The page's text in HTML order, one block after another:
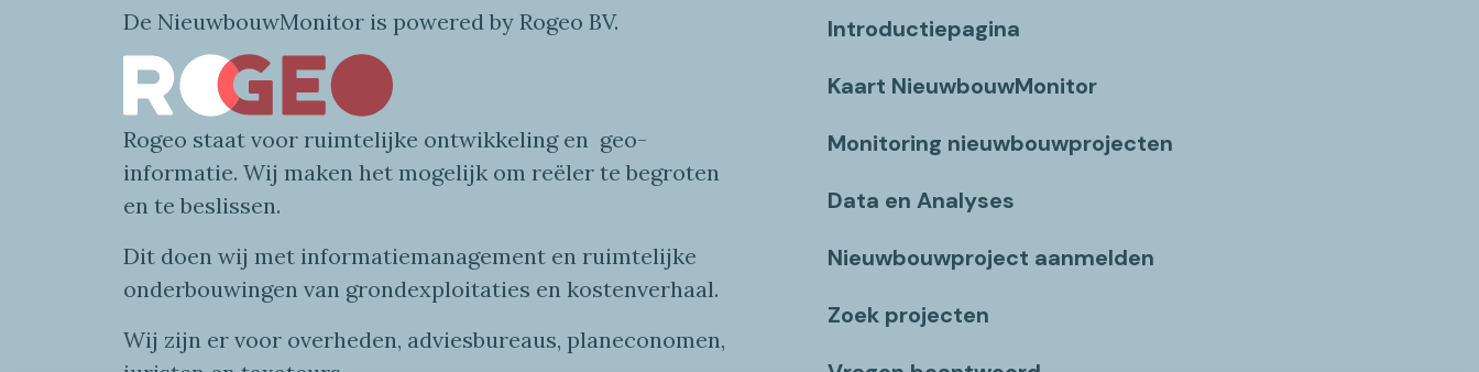
De NieuwbouwMonitor is powered by Rogeo BV.
Rogeo staat voor ruimtelijke ontwikkeling en geo-
informatie. Wij maken het mogelijk om reëler te begroten
en te beslissen.
Dit doen wij met informatiemanagement en ruimtelijke
onderbouwingen van grondexploitaties en kostenverhaal.
Wij zijn er voor overheden, adviesbureaus, planeconomen,
Introductiepagina
Kaart NieuwbouwMonitor
Monitoring nieuwbouwprojecten
Data en Analyses
Nieuwbouwproject aanmelden
Zoek projecten